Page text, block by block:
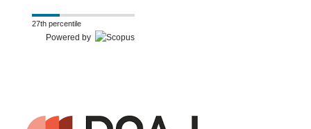
27th percentile
Powered by